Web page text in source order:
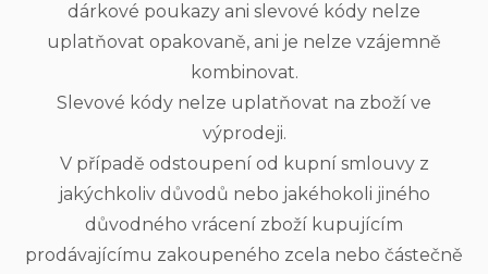
dárkové poukazy ani slevové kódy nelze
uplatňovat opakovaně, ani je nelze vzájemně
kombinovat.
Slevové kódy nelze uplatňovat na zboží ve
výprodeji.
V případě odstoupení od kupní smlouvy z
jakýchkoliv důvodů nebo jakéhokoli jiného
důvodného vrácení zboží kupujícím
prodávajícímu zakoupeného zcela nebo částečně